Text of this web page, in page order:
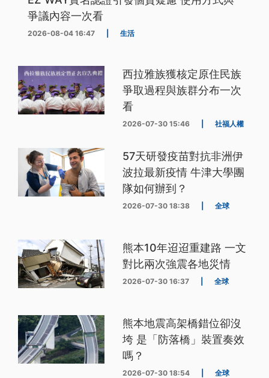
爭議內容一次看
2026-08-04 16:47 生活
西拉雅族獲核定原住民族
爭取過程與族群分布一次
看
2026-07-30 15:46 社福人權
57天研發疫苗對抗非洲伊
波拉最新疫情 牛津大學團
隊如何辦到？
2026-07-30 18:38 全球
熊本10年迢迢重建路 一文
對比兩次強震各地災情
2026-07-30 16:37 全球
熊本地震高架橋錯位卻沒
垮 是「防落橋」裝置奏效
嗎？
2026-07-30 18:54 全球